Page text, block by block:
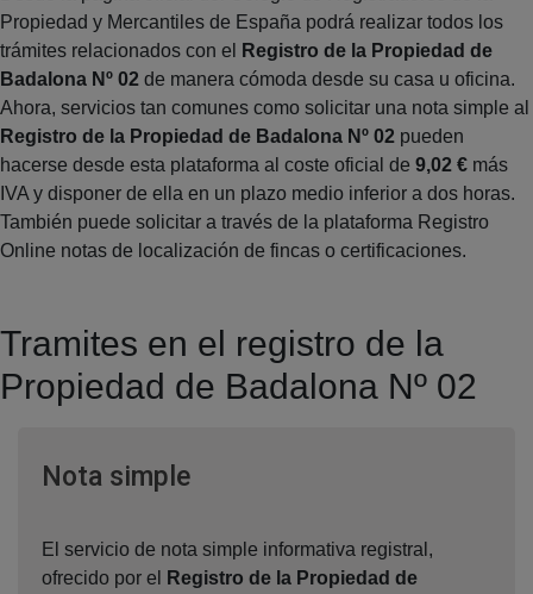
Propiedad y Mercantiles de España podrá realizar todos los
trámites relacionados con el
Registro de la Propiedad de
Badalona Nº 02 de manera cómoda desde su casa u oficina.
Ahora, servicios tan comunes como solicitar una nota simple al
Registro de la Propiedad de Badalona Nº 02 pueden
hacerse desde esta plataforma al coste oficial de 9,02 € más
IVA y disponer de ella en un plazo medio inferior a dos horas.
También puede solicitar a través de la plataforma Registro
Online notas de localización de fincas o certificaciones.
Tramites en el registro de la
Propiedad de Badalona Nº 02
Nota simpleVentana nueva
El servicio de nota simple informativa registral,
ofrecido por el
Registro de la Propiedad de